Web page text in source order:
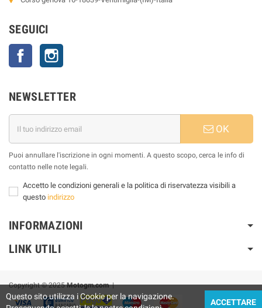
SEGUICI
Facebook
NEWSLETTER
OK
Puoi annullare l'iscrizione in ogni momenti. A questo scopo, cerca le info di
contatto nelle note legali.
Accetto le condizioni generali e la politica di riservatezza visibili a
questo indirizzo
INFORMAZIONI
LINK UTILI
Copyright © 2025Motogm.com|
Questo sito utilizza i Cookie per la navigazione.
ACCETTARE